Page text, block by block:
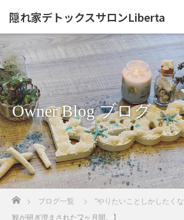
隠れ家デトックスサロンLiberta
Owner Blog ブログ
ブログ一覧 "やりたいことしかしたく
観が研ぎ澄まされた”2ヶ月間。】